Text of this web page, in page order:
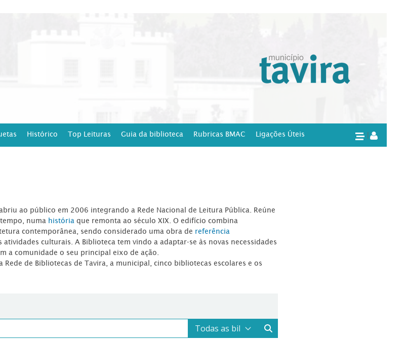
Histórico Top Leituras Guia da biblioteca Rubricas BMAC Ligações Úteis
ao público em 2006 integrando a Rede Nacional de Leitura Pública. Reúne
numa história que remonta ao século XIX. O edifício combina
contemporânea, sendo considerado uma obra de referência
atividades culturais. A Biblioteca tem vindo a adaptar-se às novas necessidades
a comunidade o seu principal eixo de ação.
de Bibliotecas de Tavira, a municipal, cinco bibliotecas escolares e os